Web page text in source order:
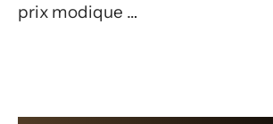
prix modique …